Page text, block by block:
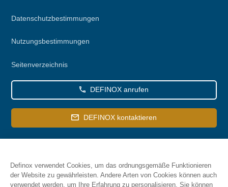
Datenschutzbestimmungen
Nutzungsbestimmungen
Seitenverzeichnis
DEFINOX anrufen
DEFINOX kontaktieren
Definox verwendet Cookies, um das ordnungsgemäße Funktionieren
der Website zu gewährleisten. Andere Arten von Cookies können auch
verwendet werden, um Ihre Erfahrung zu personalisieren. Sie können